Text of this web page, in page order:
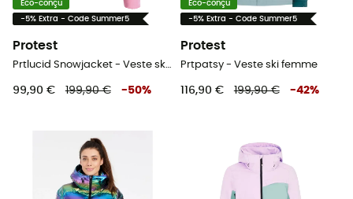
Eco-conçu
-5% Extra - Code Summer5
Protest
Prtlucid Snowjacket - Veste ski femme
99,90 € 199,90 € -50%
Eco-conçu
-5% Extra - Code Summer5
Protest
Prtpatsy - Veste ski femme
116,90 € 199,90 € -42%